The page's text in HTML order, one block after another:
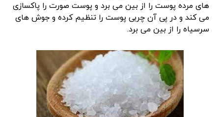
های مرده پوست را از بین می برد و پوست صورت را پاکسازی
می کند و در پی آن چربی پوست را تنظیم کرده و جوش های
سرسیاه را از بین می برد.